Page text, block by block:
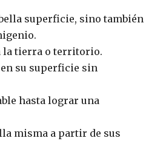
superficie, sino también
la tierra o territorio.
su superficie sin
hasta lograr una
misma a partir de sus